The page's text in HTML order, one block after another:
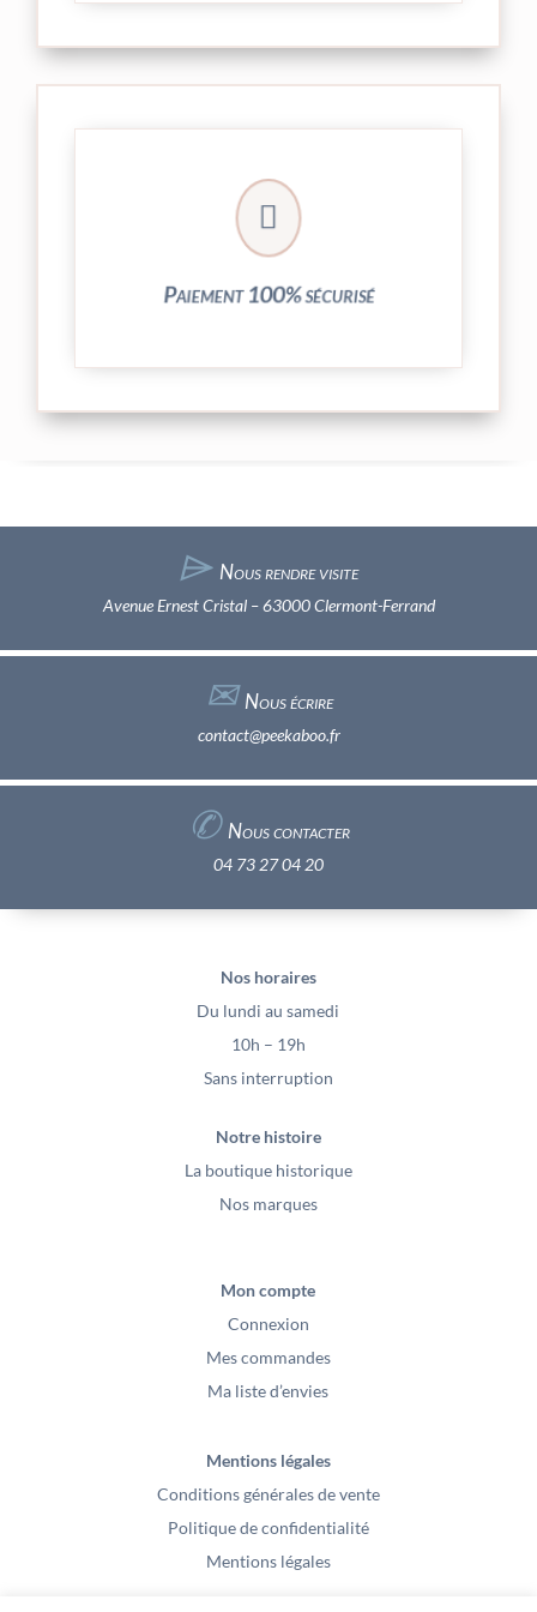

Paiement 100% sécurisé
Vos transactions par carte bancaire sont
entièrement sécurisées grâce au système
crypté de notre partenaire PayPlug.
⌲ Nous rendre visite
Avenue Ernest Cristal – 63000 Clermont-Ferrand
✉︎Nous écrire
contact@peekaboo.fr
✆ Nous contacter
04 73 27 04 20
Nos horaires
Du lundi au samedi
10h – 19h
Sans interruption
Notre histoire
La boutique historique
Nos marques
Mon compte
Connexion
Mes commandes
Ma liste d’envies
Mentions légales
Conditions générales de vente
Politique de confidentialité
Mentions légales